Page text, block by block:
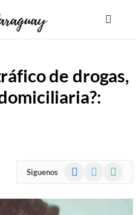
de drogas,
Siguenos Facebook